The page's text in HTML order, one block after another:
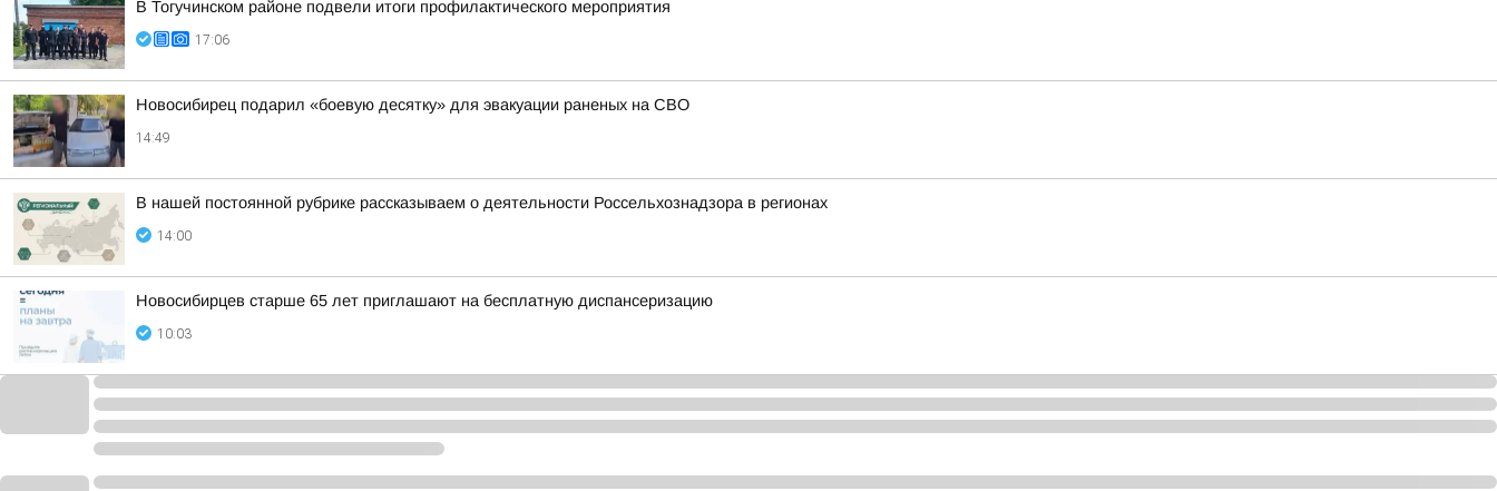
В Тогучинском районе подвели итоги профилактического мероприятия
17:06
Новосибирец подарил «боевую десятку» для эвакуации раненых на СВО
14:49
В нашей постоянной рубрике рассказываем о деятельности Россельхознадзора в регионах
14:00
Новосибирцев старше 65 лет приглашают на бесплатную диспансеризацию
10:03